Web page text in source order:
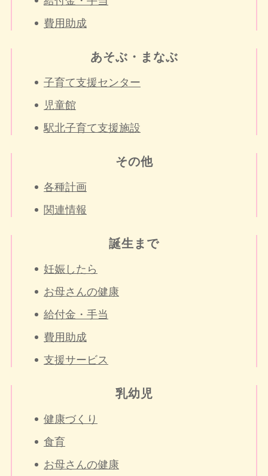
費用助成
あそぶ・まなぶ
子育て支援センター
児童館
駅北子育て支援施設
その他
各種計画
関連情報
誕生まで
妊娠したら
お母さんの健康
給付金・手当
費用助成
支援サービス
乳幼児
健康づくり
食育
お母さんの健康